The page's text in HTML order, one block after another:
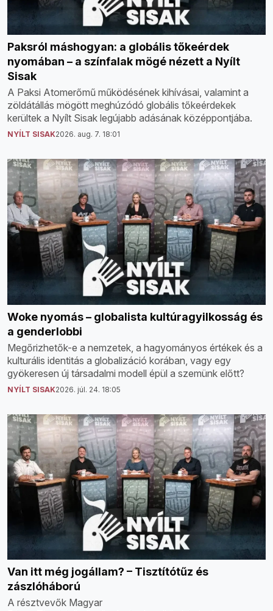
Paksról máshogyan: a globális tőkeérdek
nyomában – a színfalak mögé nézett a Nyílt
Sisak
A Paksi Atomerőmű működésének kihívásai, valamint a
zöldátállás mögött meghúzódó globális tőkeérdekek
kerültek a Nyílt Sisak legújabb adásának középpontjába.
NYÍLT SISAK2026. aug. 7. 18:01
Woke nyomás – globalista kultúragyilkosság és
a genderlobbi
Megőrizhetők-e a nemzetek, a hagyományos értékek és a
kulturális identitás a globalizáció korában, vagy egy
gyökeresen új társadalmi modell épül a szemünk előtt?
NYÍLT SISAK2026. júl. 24. 18:05
Van itt még jogállam? – Tisztítótűz és
zászlóháború
A résztvevők Magyar